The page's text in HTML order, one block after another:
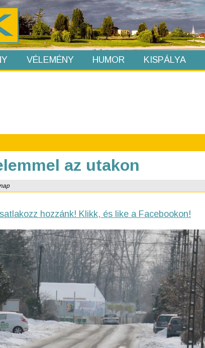
VÉLEMÉNY HUMOR KISPÁLYA
az utakon
hozzánk! Klikk, és like a Facebookon!